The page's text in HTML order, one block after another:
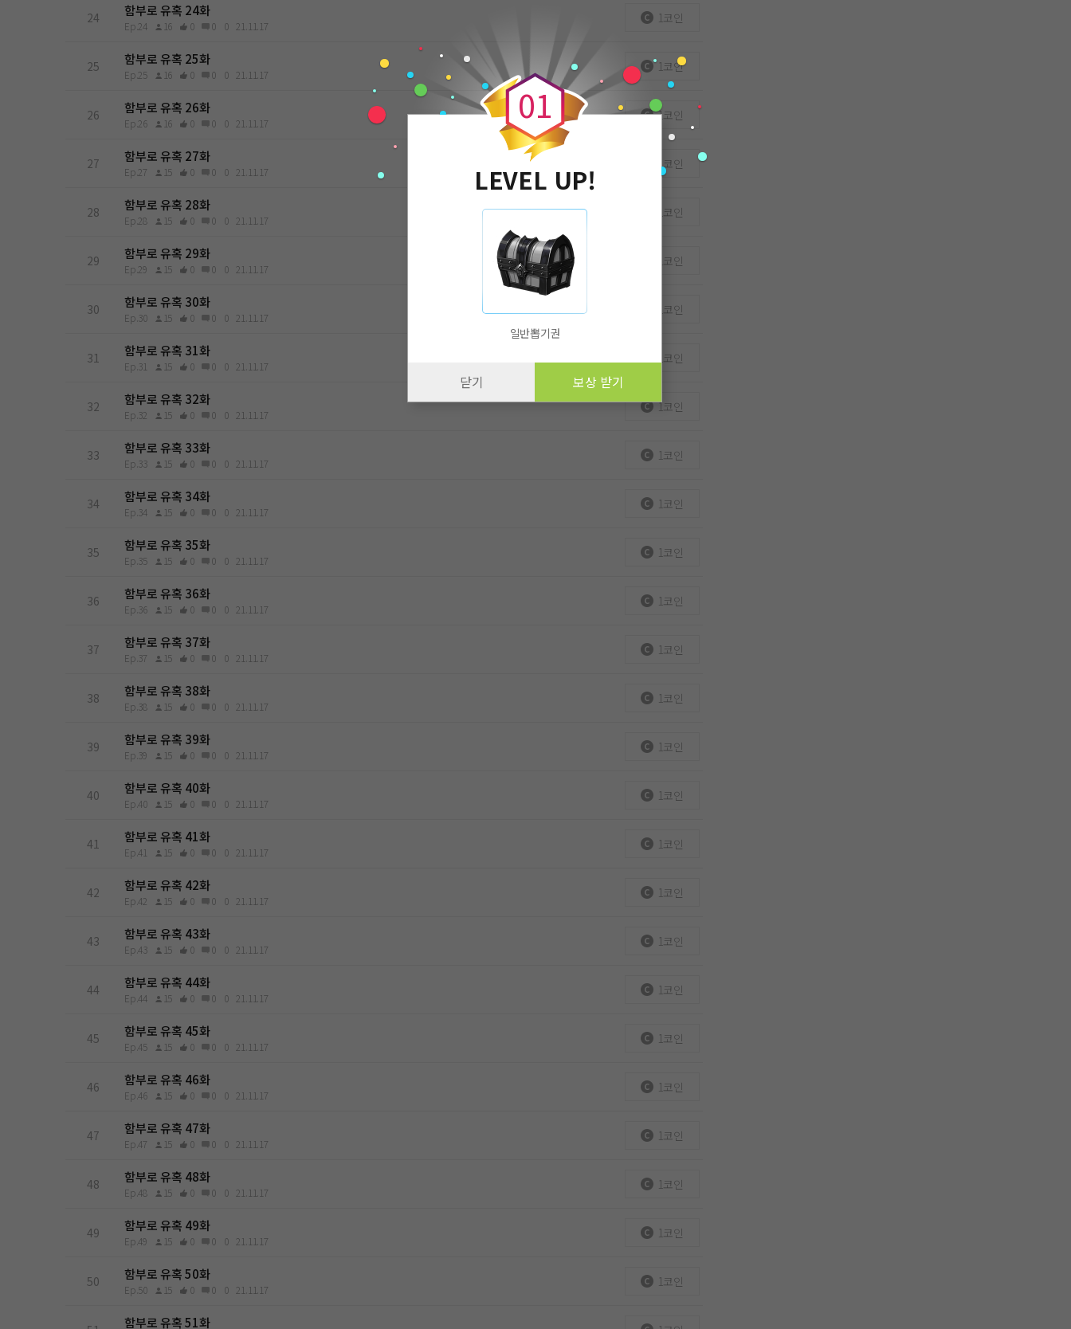
24 함부로 유혹 24화
Ep.24 16 0 0 0 21.11.17
1코인
25 함부로 유혹 25화
Ep.25 16 0 0 0 21.11.17
1코인
26 함부로 유혹 26화
Ep.26 16 0 0 0 21.11.17
1코인
27 함부로 유혹 27화
Ep.27 15 0 0 0 21.11.17
1코인
28 함부로 유혹 28화
Ep.28 15 0 0 0 21.11.17
1코인
29 함부로 유혹 29화
Ep.29 15 0 0 0 21.11.17
1코인
30 함부로 유혹 30화
Ep.30 15 0 0 0 21.11.17
1코인
31 함부로 유혹 31화
Ep.31 15 0 0 0 21.11.17
1코인
32 함부로 유혹 32화
Ep.32 15 0 0 0 21.11.17
1코인
33 함부로 유혹 33화
Ep.33 15 0 0 0 21.11.17
1코인
34 함부로 유혹 34화
Ep.34 15 0 0 0 21.11.17
1코인
35 함부로 유혹 35화
Ep.35 15 0 0 0 21.11.17
1코인
36 함부로 유혹 36화
Ep.36 15 0 0 0 21.11.17
1코인
37 함부로 유혹 37화
Ep.37 15 0 0 0 21.11.17
1코인
38 함부로 유혹 38화
Ep.38 15 0 0 0 21.11.17
1코인
39 함부로 유혹 39화
Ep.39 15 0 0 0 21.11.17
1코인
40 함부로 유혹 40화
Ep.40 15 0 0 0 21.11.17
1코인
41 함부로 유혹 41화
Ep.41 15 0 0 0 21.11.17
1코인
42 함부로 유혹 42화
Ep.42 15 0 0 0 21.11.17
1코인
43 함부로 유혹 43화
Ep.43 15 0 0 0 21.11.17
1코인
44 함부로 유혹 44화
Ep.44 15 0 0 0 21.11.17
1코인
45 함부로 유혹 45화
Ep.45 15 0 0 0 21.11.17
1코인
46 함부로 유혹 46화
Ep.46 15 0 0 0 21.11.17
1코인
47 함부로 유혹 47화
Ep.47 15 0 0 0 21.11.17
1코인
48 함부로 유혹 48화
Ep.48 15 0 0 0 21.11.17
1코인
49 함부로 유혹 49화
Ep.49 15 0 0 0 21.11.17
1코인
50 함부로 유혹 50화
Ep.50 15 0 0 0 21.11.17
1코인
함부로 유혹 51화
0
0
1
LEVEL UP!
일반뽑기권
닫기 보상 받기